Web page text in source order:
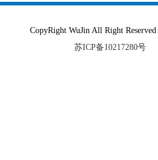
CopyRight WuJin All Right
苏ICP备10217280号